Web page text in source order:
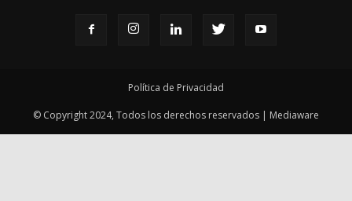
Política de Privacidad
© Copyright 2024, Todos los derechos reservados | Mediaware